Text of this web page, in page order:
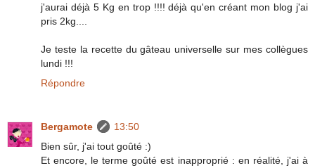
j'aurai déjà 5 Kg en trop !!!! déjà qu'en créant mon blog j'ai
pris 2kg....
Je teste la recette du gâteau universelle sur mes collègues
lundi !!!
Répondre
Bergamote
13:50
Bien sûr, j'ai tout goûté :)
Et encore, le terme goûté est inapproprié : en réalité, j'ai à